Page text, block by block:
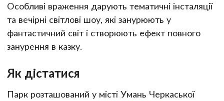
Особливі враження дарують тематичні інсталяції
та вечірні світлові шоу, які занурюють у
фантастичний світ і створюють ефект повного
занурення в казку.
Як дістатися
Парк розташований у місті Умань Черкаської